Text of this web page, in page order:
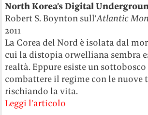
North Korea’s Digital
Robert S. Boynton sull’Atlantic
2011
La Corea del Nord è isolata dal
cui la distopia orwelliana sembra
realtà. Eppure esiste un sottobosco
combattere il regime con le nuove
rischiando la vita.
Leggi l’articolo